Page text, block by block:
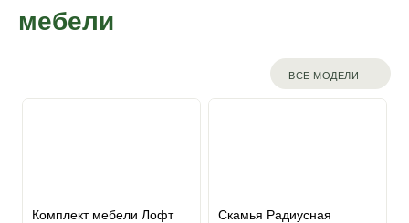
мебели
ВСЕ МОДЕЛИ
Комплект мебели Лофт Скамья Радиусная